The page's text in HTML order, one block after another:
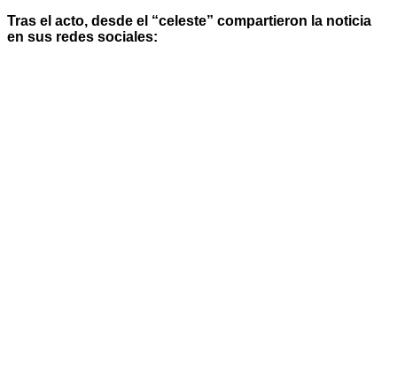
Tras el acto, desde el “celeste” compartieron la noticia
en sus redes sociales: